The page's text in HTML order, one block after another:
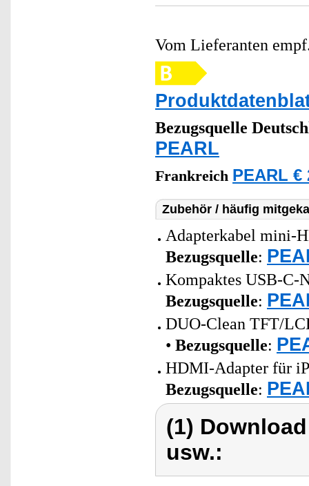
Vom Lieferanten
Bezugsquelle
PEARL
Frankreich PEARL €
Zubehör / häufig
Adapterkabel mini-
Bezugsquelle:
Kompaktes USB-C-
Bezugsquelle:
DUO-Clean TFT/
• Bezugsquelle:
HDMI-Adapter für
Bezugsquelle:
(1)
usw.: